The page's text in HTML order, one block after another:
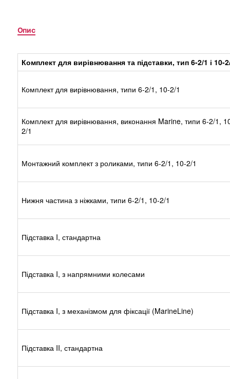
Опис
Комплект для вирівнювання та підставки, тип 6-2/1 і 10-
Комплект для вирівнювання, типи 6-2/1, 10-2/1
Комплект для вирівнювання, виконання Marine, типи 6-2/1,
2/1
Монтажний комплект з роликами, типи 6-2/1, 10-2/1
Нижня частина з ніжками, типи 6-2/1, 10-2/1
Підставка I, стандартна
Підставка I, з напрямними колесами
Підставка I, з механізмом для фіксації (MarineLine)
Підставка II, стандартна